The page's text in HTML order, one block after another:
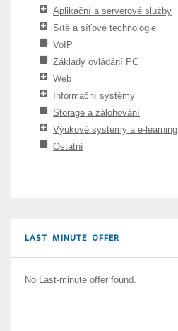
Aplikační a serverové služby
Sítě a síťové technologie
VoIP
Základy ovládání PC
Web
Informační systémy
Storage a zálohování
Výukové systémy a e-learning
Ostatní
LAST MINUTE OFFER
No Last-minute offer found.